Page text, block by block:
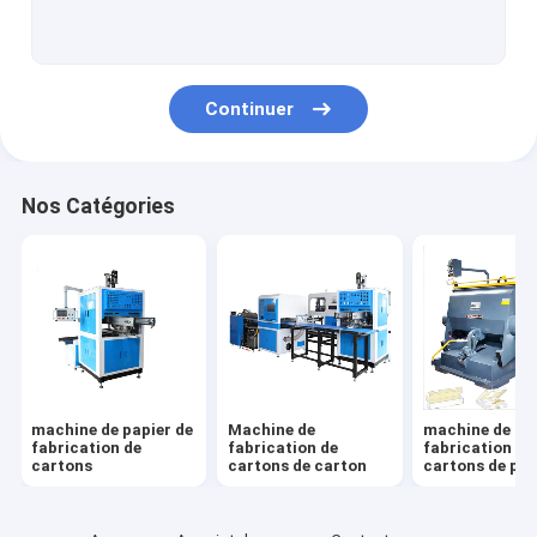
Continuer
Nos Catégories
machine de papier de
fabrication de
cartons
Machine de
fabrication de
cartons de carton
machine de
fabrication de
cartons de